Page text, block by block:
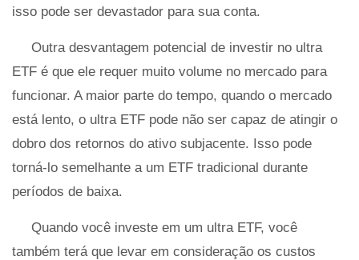
isso pode ser devastador para sua conta.
Outra desvantagem potencial de investir no ultra
ETF é que ele requer muito volume no mercado para
funcionar. A maior parte do tempo, quando o mercado
está lento, o ultra ETF pode não ser capaz de atingir o
dobro dos retornos do ativo subjacente. Isso pode
torná-lo semelhante a um ETF tradicional durante
períodos de baixa.
Quando você investe em um ultra ETF, você
também terá que levar em consideração os custos